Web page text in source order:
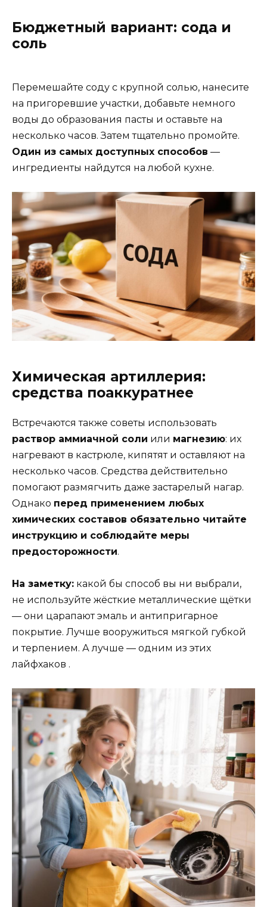
Бюджетный вариант: сода и
соль
Перемешайте соду с крупной солью, нанесите
на пригоревшие участки, добавьте немного
воды до образования пасты и оставьте на
несколько часов. Затем тщательно промойте.
Один из самых доступных способов —
ингредиенты найдутся на любой кухне.
Химическая артиллерия:
средства поаккуратнее
Встречаются также советы использовать
раствор аммиачной соли или магнезию: их
нагревают в кастрюле, кипятят и оставляют на
несколько часов. Средства действительно
помогают размягчить даже застарелый нагар.
Однако перед применением любых
химических составов обязательно читайте
инструкцию и соблюдайте меры
предосторожности.
На заметку: какой бы способ вы ни выбрали,
не используйте жёсткие металлические щётки
— они царапают эмаль и антипригарное
покрытие. Лучше вооружиться мягкой губкой
и терпением. А лучше — одним из этих
лайфхаков .